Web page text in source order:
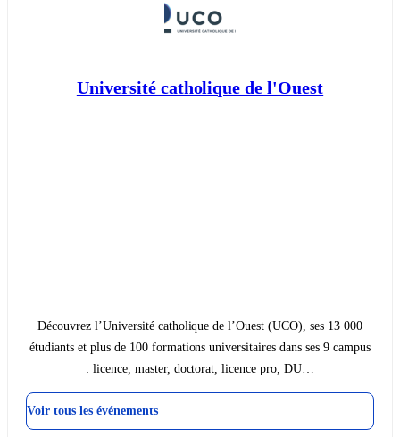
Université catholique de l'Ouest
Découvrez l’Université catholique de l’Ouest (UCO), ses 13 000
étudiants et plus de 100 formations universitaires dans ses 9 campus
: licence, master, doctorat, licence pro, DU…
Voir tous les événements